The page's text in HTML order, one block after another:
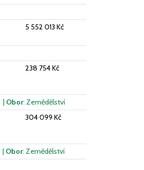
5 552 013 Kč
238 754 Kč
| Obor: Zemědělství
304 099 Kč
| Obor: Zemědělství